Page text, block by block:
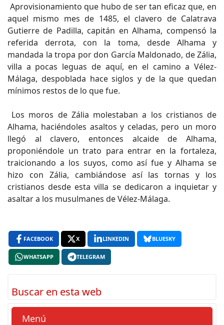
Aprovisionamiento que hubo de ser tan eficaz que, en
aquel mismo mes de 1485, el clavero de Calatrava
Gutierre de Padilla, capitán en Alhama, compensó la
referida derrota, con la toma, desde Alhama y
mandada la tropa por don García Maldonado, de Zália,
villa a pocas leguas de aquí, en el camino a Vélez-
Málaga, despoblada hace siglos y de la que quedan
mínimos restos de lo que fue.
Los moros de Zália molestaban a los cristianos de
Alhama, haciéndoles asaltos y celadas, pero un moro
llegó al clavero, entonces alcaide de Alhama,
proponiéndole un trato para entrar en la fortaleza,
traicionando a los suyos, como así fue y Alhama se
hizo con Zália, cambiándose así las tornas y los
cristianos desde esta villa se dedicaron a inquietar y
asaltar a los musulmanes de Vélez-Málaga.
FACEBOOK X LINKEDIN BLUESKY
WHATSAPP TELEGRAM
Buscar en esta web
Menú